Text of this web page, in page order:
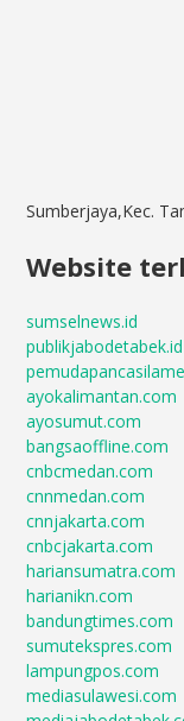
Sumberjaya,Kec.
Website
sumselnews.id
publikjabodetabek.id
ayokalimantan.com
ayosumut.com
bangsaoffline.com
cnbcmedan.com
cnnmedan.com
cnnjakarta.com
cnbcjakarta.com
hariansumatra.com
harianikn.com
bandungtimes.com
sumutekspres.com
lampungpos.com
mediasulawesi.com